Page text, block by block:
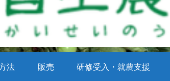
法 販売 研修受入・就農支援